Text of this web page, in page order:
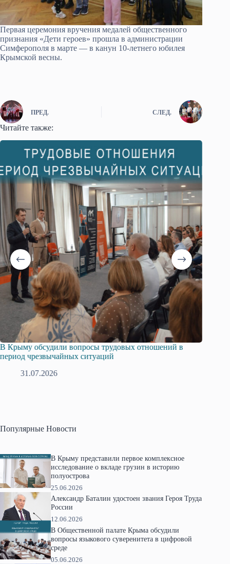
Первая церемония вручения медалей общественного
признания «Дети героев» прошла в администрации
Симферополя в марте — в канун 10-летнего юбилея
Крымской весны.
ПРЕД. СЛЕД.
Читайте также:
В Крыму обсудили вопросы трудовых отношений в
период чрезвычайных ситуаций
31.07.2026
Популярные Новости
В Крыму представили первое комплексное
исследование о вкладе грузин в историю
полуострова
25.06.2026
Александр Баталин удостоен звания Героя Труда
России
12.06.2026
В Общественной палате Крыма обсудили
вопросы языкового суверенитета в цифровой
среде
05.06.2026